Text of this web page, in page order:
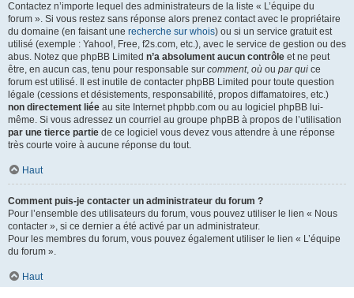
Contactez n’importe lequel des administrateurs de la liste « L’équipe du
forum ». Si vous restez sans réponse alors prenez contact avec le propriétaire
du domaine (en faisant une recherche sur whois) ou si un service gratuit est
utilisé (exemple : Yahoo!, Free, f2s.com, etc.), avec le service de gestion ou des
abus. Notez que phpBB Limited n’a absolument aucun contrôle et ne peut
être, en aucun cas, tenu pour responsable sur comment, où ou par qui ce
forum est utilisé. Il est inutile de contacter phpBB Limited pour toute question
légale (cessions et désistements, responsabilité, propos diffamatoires, etc.)
non directement liée au site Internet phpbb.com ou au logiciel phpBB lui-
même. Si vous adressez un courriel au groupe phpBB à propos de l’utilisation
par une tierce partie de ce logiciel vous devez vous attendre à une réponse
très courte voire à aucune réponse du tout.
Haut
Comment puis-je contacter un administrateur du forum ?
Pour l’ensemble des utilisateurs du forum, vous pouvez utiliser le lien « Nous
contacter », si ce dernier a été activé par un administrateur.
Pour les membres du forum, vous pouvez également utiliser le lien « L’équipe
du forum ».
Haut